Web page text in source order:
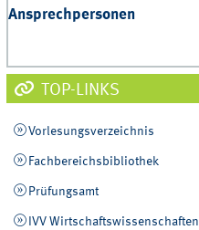
Ansprechpersonen
TOP-LINKS
Vorlesungsverzeichnis
Fachbereichsbibliothek
Prüfungsamt
IVV Wirtschaftswissenschaften